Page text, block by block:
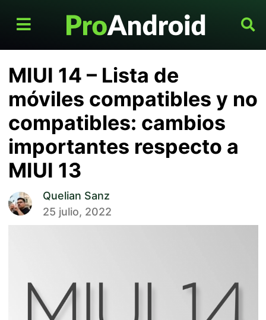
MIUI 14 – Lista de
móviles compatibles y no
compatibles: cambios
importantes respecto a
MIUI 13
Quelian Sanz
25 julio, 2022